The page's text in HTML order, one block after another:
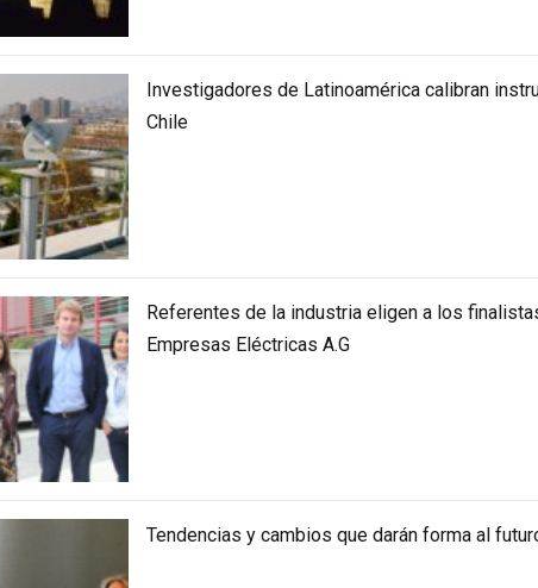
Investigadores de Latinoamérica calibran
Chile
Referentes de la industria eligen a los
Empresas Eléctricas A.G
Tendencias y cambios que darán forma al